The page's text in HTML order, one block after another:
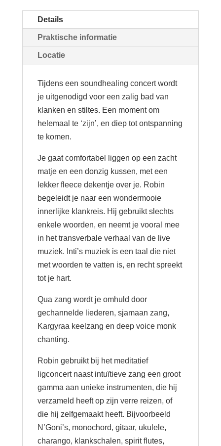
Sound
28/06/2024
aantal
Details
Praktische informatie
Locatie
Tijdens een soundhealing concert wordt
je uitgenodigd voor een zalig bad van
klanken en stiltes. Een moment om
helemaal te ‘zijn’, en diep tot ontspanning
te komen.
Je gaat comfortabel liggen op een zacht
matje en een donzig kussen, met een
lekker fleece dekentje over je. Robin
begeleidt je naar een wondermooie
innerlijke klankreis. Hij gebruikt slechts
enkele woorden, en neemt je vooral mee
in het transverbale verhaal van de live
muziek. Inti’s muziek is een taal die niet
met woorden te vatten is, en recht spreekt
tot je hart.
Qua zang wordt je omhuld door
gechannelde liederen, sjamaan zang,
Kargyraa keelzang en deep voice monk
chanting.
Robin gebruikt bij het meditatief
ligconcert naast intuïtieve zang een groot
gamma aan unieke instrumenten, die hij
verzameld heeft op zijn verre reizen, of
die hij zelfgemaakt heeft. Bijvoorbeeld
N’Goni’s, monochord, gitaar, ukulele,
charango, klankschalen, spirit flutes,